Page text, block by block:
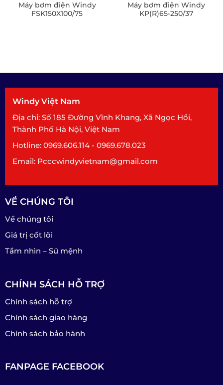
Máy bơm điện Windy
FSK150X100/75
Máy bơm điện Windy
KP(R)65-250/37
Windy Việt Nam
Địa chỉ: Số 185 Đường Vĩnh Khang, Xã Ngọc Hồi,
Thành Phố Hà Nội, Việt Nam
Hotline: 0969.606.114 - 0969.678.023
Email: Pcccwindyvietnam@gmail.com
VỀ CHÚNG TÔI
Về chúng tôi
Giá trị cốt lõi
Tầm nhìn – Sứ mệnh
CHÍNH SÁCH HỖ TRỢ
Chính sách hỗ trợ
Chính sách giao hàng
Chính sách bảo hành
FANPAGE FACEBOOK